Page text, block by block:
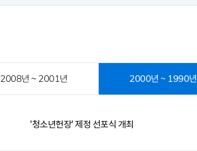
2008년 ~ 2001년 2000년 ~ 1990년
'청소년헌장' 제정 선포식 개최